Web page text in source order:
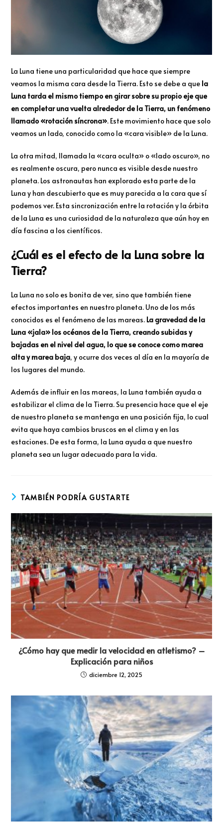
La Luna tiene una particularidad que hace que siempre
veamos la misma cara desde la Tierra. Esto se debe a que la
Luna tarda el mismo tiempo en girar sobre su propio eje que
en completar una vuelta alrededor de la Tierra, un fenómeno
llamado «rotación síncrona». Este movimiento hace que solo
veamos un lado, conocido como la «cara visible» de la Luna.
La otra mitad, llamada la «cara oculta» o «lado oscuro», no
es realmente oscura, pero nunca es visible desde nuestro
planeta. Los astronautas han explorado esta parte de la
Luna y han descubierto que es muy parecida a la cara que sí
podemos ver. Esta sincronización entre la rotación y la órbita
de la Luna es una curiosidad de la naturaleza que aún hoy en
día fascina a los científicos.
¿Cuál es el efecto de la Luna sobre la
Tierra?
La Luna no solo es bonita de ver, sino que también tiene
efectos importantes en nuestro planeta. Uno de los más
conocidos es el fenómeno de las mareas. La gravedad de la
Luna «jala» los océanos de la Tierra, creando subidas y
bajadas en el nivel del agua, lo que se conoce como marea
alta y marea baja, y ocurre dos veces al día en la mayoría de
los lugares del mundo.
Además de influir en las mareas, la Luna también ayuda a
estabilizar el clima de la Tierra. Su presencia hace que el eje
de nuestro planeta se mantenga en una posición fija, lo cual
evita que haya cambios bruscos en el clima y en las
estaciones. De esta forma, la Luna ayuda a que nuestro
planeta sea un lugar adecuado para la vida.
TAMBIÉN PODRÍA GUSTARTE
¿Cómo hay que medir la velocidad en atletismo? –
Explicación para niños
diciembre 12, 2025